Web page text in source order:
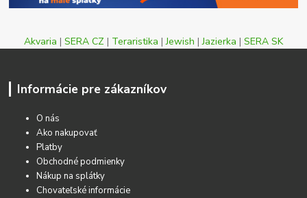
Akvaria | SERA CZ | Teraristika |Jewish |Jazierka | SERA SK
Informácie pre zákazníkov
O nás
Ako nakupovať
Platby
Obchodné podmienky
Nákup na splátky
Chovateľské informácie